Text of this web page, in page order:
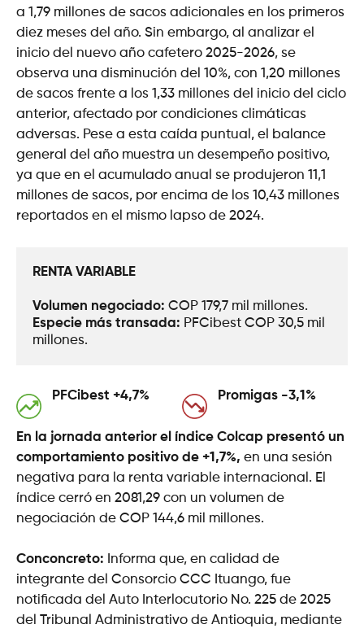
a 1,79 millones de sacos adicionales en los primeros
diez meses del año. Sin embargo, al analizar el
inicio del nuevo año cafetero 2025-2026, se
observa una disminución del 10%, con 1,20 millones
de sacos frente a los 1,33 millones del inicio del ciclo
anterior, afectado por condiciones climáticas
adversas. Pese a esta caída puntual, el balance
general del año muestra un desempeño positivo,
ya que en el acumulado anual se produjeron 11,1
millones de sacos, por encima de los 10,43 millones
reportados en el mismo lapso de 2024.
RENTA VARIABLE
Volumen negociado: COP 179,7 mil millones.
Especie más transada: PFCibest COP 30,5 mil
millones.
PFCibest +4,7% Promigas -3,1%
En la jornada anterior el índice Colcap presentó un
comportamiento positivo de +1,7%, en una sesión
negativa para la renta variable internacional. El
índice cerró en 2081,29 con un volumen de
negociación de COP 144,6 mil millones.
Conconcreto: Informa que, en calidad de
integrante del Consorcio CCC Ituango, fue
notificada del Auto Interlocutorio No. 225 de 2025
del Tribunal Administrativo de Antioquia, mediante